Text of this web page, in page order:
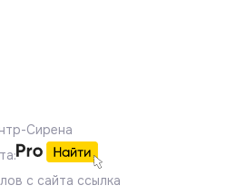
Сирена
с сайта ссылка